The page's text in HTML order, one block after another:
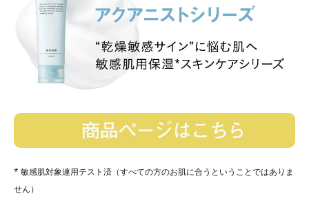
* 敏感肌対象連用テスト済（すべての方のお肌に合うということではありま
せん）